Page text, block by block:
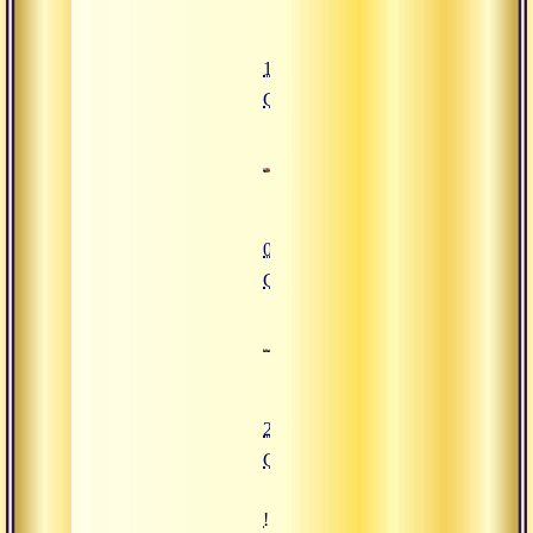
15.04.2016
Сатсанг
01.04.2016
Сатсанг
25.03.2016
Сатсанг
![05.02.2016 Сатсанг "Лайя-